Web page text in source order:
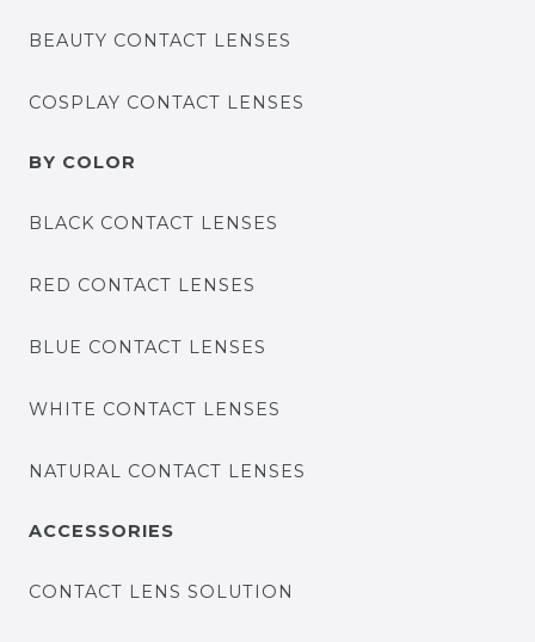
BEAUTY CONTACT LENSES
COSPLAY CONTACT LENSES
BY COLOR
BLACK CONTACT LENSES
RED CONTACT LENSES
BLUE CONTACT LENSES
WHITE CONTACT LENSES
NATURAL CONTACT LENSES
ACCESSORIES
CONTACT LENS SOLUTION